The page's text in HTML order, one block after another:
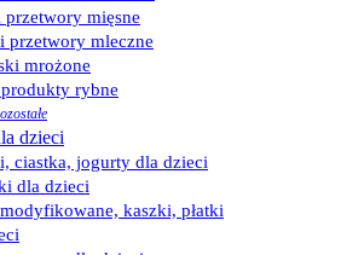
przetwory mięsne
przetwory mleczne
mrożone
rybne
dzieci
ciastka, jogurty dla dzieci
dla dzieci
kaszki, płatki